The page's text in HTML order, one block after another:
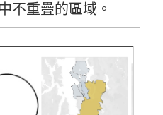
不重疊的區域。